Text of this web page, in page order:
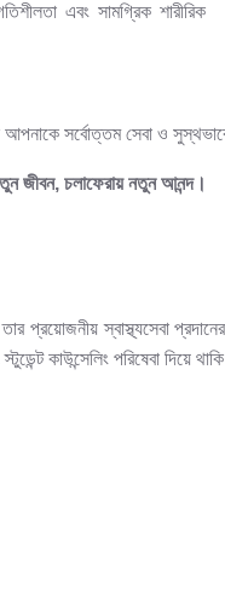
এবং সামগ্রিক শারীরিক
আপনাকে সর্বোত্তম সেবা ও
জীবন, চলাফেরায় নতুন আনন্দ।
স্বাস্থ্যসেবা
কাউন্সেলিং পরিষেবা দিয়ে